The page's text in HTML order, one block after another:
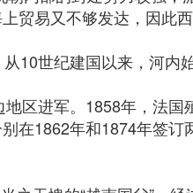
贸易又不够发达，因此
10世纪建国以来，河内
区进军。1858年，法
在1862年和1874年签订